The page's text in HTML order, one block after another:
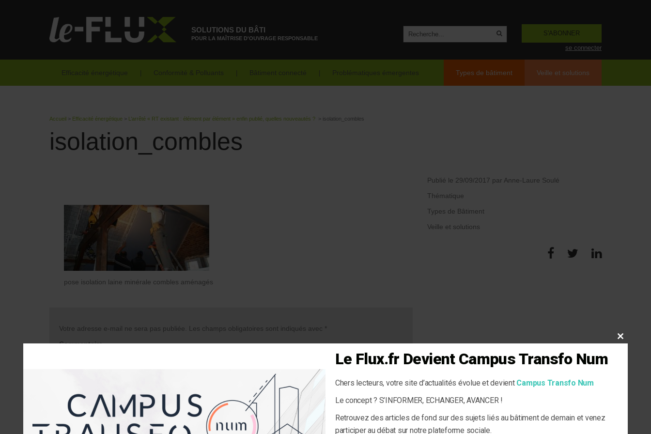
SOLUTIONS DU BÂTI
POUR LA MAÎTRISE D'OUVRAGE RESPONSABLE
S'ABONNER
se connecter
Efficacité énergétique Conformité & Polluants Bâtiment connecté Problématiques émergentes Types de bâtiment Veille et solutions
Accueil > Efficacité énergétique > L’arrêté « RT existant : élément par élément » enfin publié, quelles nouveautés ? > isolation_combles
isolation_combles
pose isolation laine minérale combles aménagés
Votre adresse e-mail ne sera pas publiée. Les champs obligatoires sont indiqués avec *
Commentaire
Publié le 29/09/2017 par Anne-Laure Soulé
Thématique
Types de Bâtiment
Veille et solutions
CLOSE
Le Flux.fr Devient Campus Transfo Num
Chers lecteurs, votre site d’actualités évolue et devient Campus Transfo Num
Le concept ? S’INFORMER, ECHANGER, AVANCER !
Retrouvez des articles de fond sur des sujets liés au bâtiment de demain et venez
participer au débat sur notre plateforme sociale.